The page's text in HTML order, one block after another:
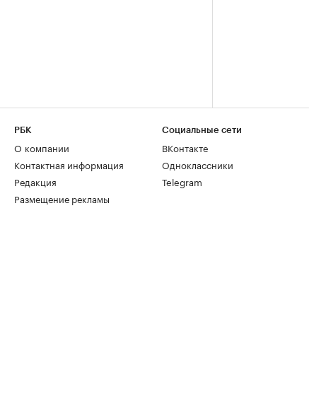
РБК
О компании
Контактная информация
Редакция
Размещение рекламы
Социальные сети
ВКонтакте
Одноклассники
Telegram